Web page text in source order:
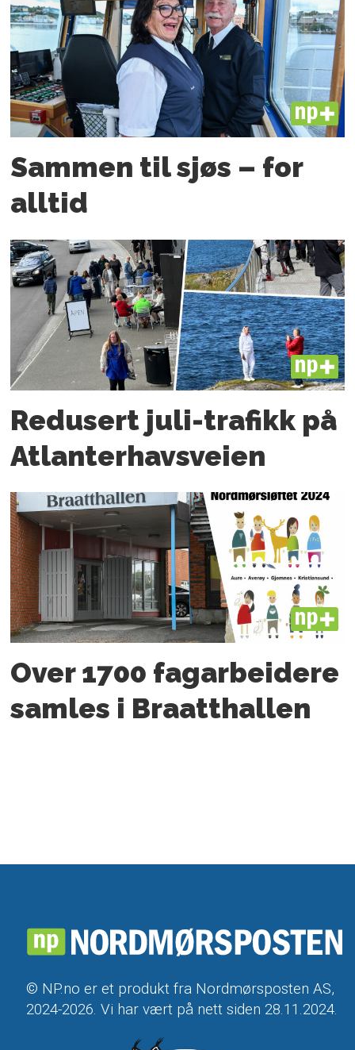
PLUS
Sammen til sjøs – for
alltid
PLUS
Redusert juli-trafikk på
Atlanter­havsveien
PLUS
Over 1700 fagarbeidere
samles i Braatthallen
© NP.no er et produkt fra Nordmørsposten AS,
2024-2026. Vi har vært på nett siden 28.11.2024.